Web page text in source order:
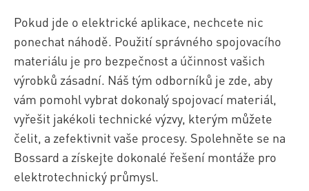
Pokud jde o elektrické aplikace, nechcete nic
ponechat náhodě. Použití správného spojovacího
materiálu je pro bezpečnost a účinnost vašich
výrobků zásadní. Náš tým odborníků je zde, aby
vám pomohl vybrat dokonalý spojovací materiál,
vyřešit jakékoli technické výzvy, kterým můžete
čelit, a zefektivnit vaše procesy. Spolehněte se na
Bossard a získejte dokonalé řešení montáže pro
elektrotechnický průmysl.